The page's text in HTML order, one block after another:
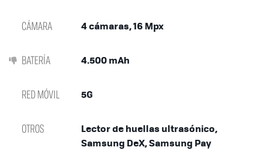
CÁMARA 4 cámaras, 16 Mpx
BATERÍA 4.500 mAh
RED MÓVIL 5G
OTROS
Lector de huellas ultrasónico,
Samsung DeX, Samsung Pay